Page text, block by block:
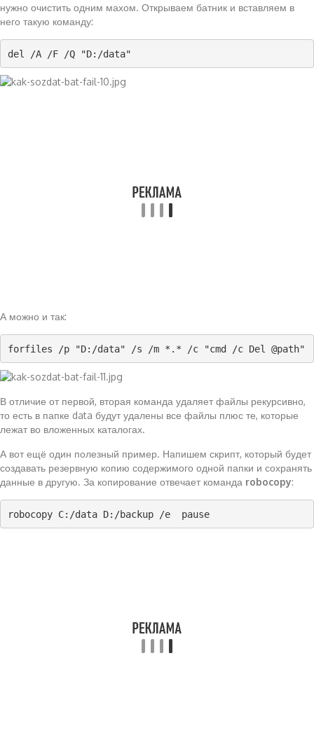
нужно очистить одним махом. Открываем батник и вставляем в
него такую команду:
del /A /F /Q "D:/data"
А можно и так:
forfiles /p "D:/data" /s /m *.* /c "cmd /c Del @path"
В отличие от первой, вторая команда удаляет файлы рекурсивно,
то есть в папке data будут удалены все файлы плюс те, которые
лежат во вложенных каталогах.
А вот ещё один полезный пример. Напишем скрипт, который будет
создавать резервную копию содержимого одной папки и сохранять
данные в другую. За копирование отвечает команда robocopy:
robocopy C:/data D:/backup /e  pause